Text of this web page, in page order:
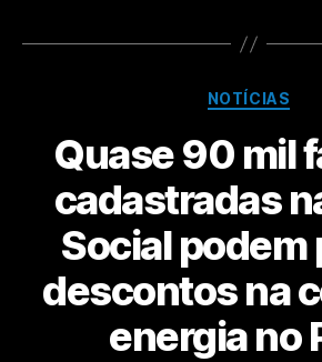
NOTÍCIAS
Quase 90 mil
cadastradas
Social podem
descontos na
energia no